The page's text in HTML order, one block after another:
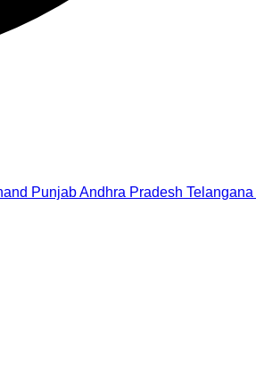
PunjabAndhra Pradesh Telangana